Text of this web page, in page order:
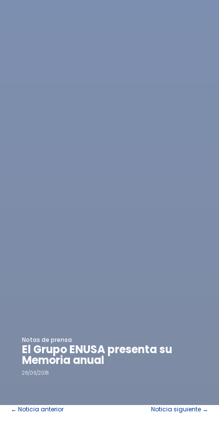
Notas de prensa
El Grupo ENUSA presenta su
Memoria anual
26/06/2018
←Noticia anterior Noticia siguiente→